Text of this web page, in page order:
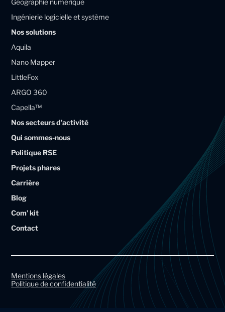
d
i
n
M
a
g
e
l
l
i
u
m
A
r
t
a
r
o
e
r
X
a
e
l
i
u
m
r
o
g
r
Géographie numérique
Ingénierie logicielle et système
Nos solutions
Aquila
Nano Mapper
LittleFox
ARGO 360
Capella™
Nos secteurs d’activité
Qui sommes-nous
Politique RSE
Projets phares
Carrière
Blog
Com’ kit
Contact
Mentions légales
Politique de confidentialité